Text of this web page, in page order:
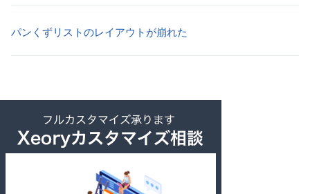
パンくずリストのレイアウトが崩れた